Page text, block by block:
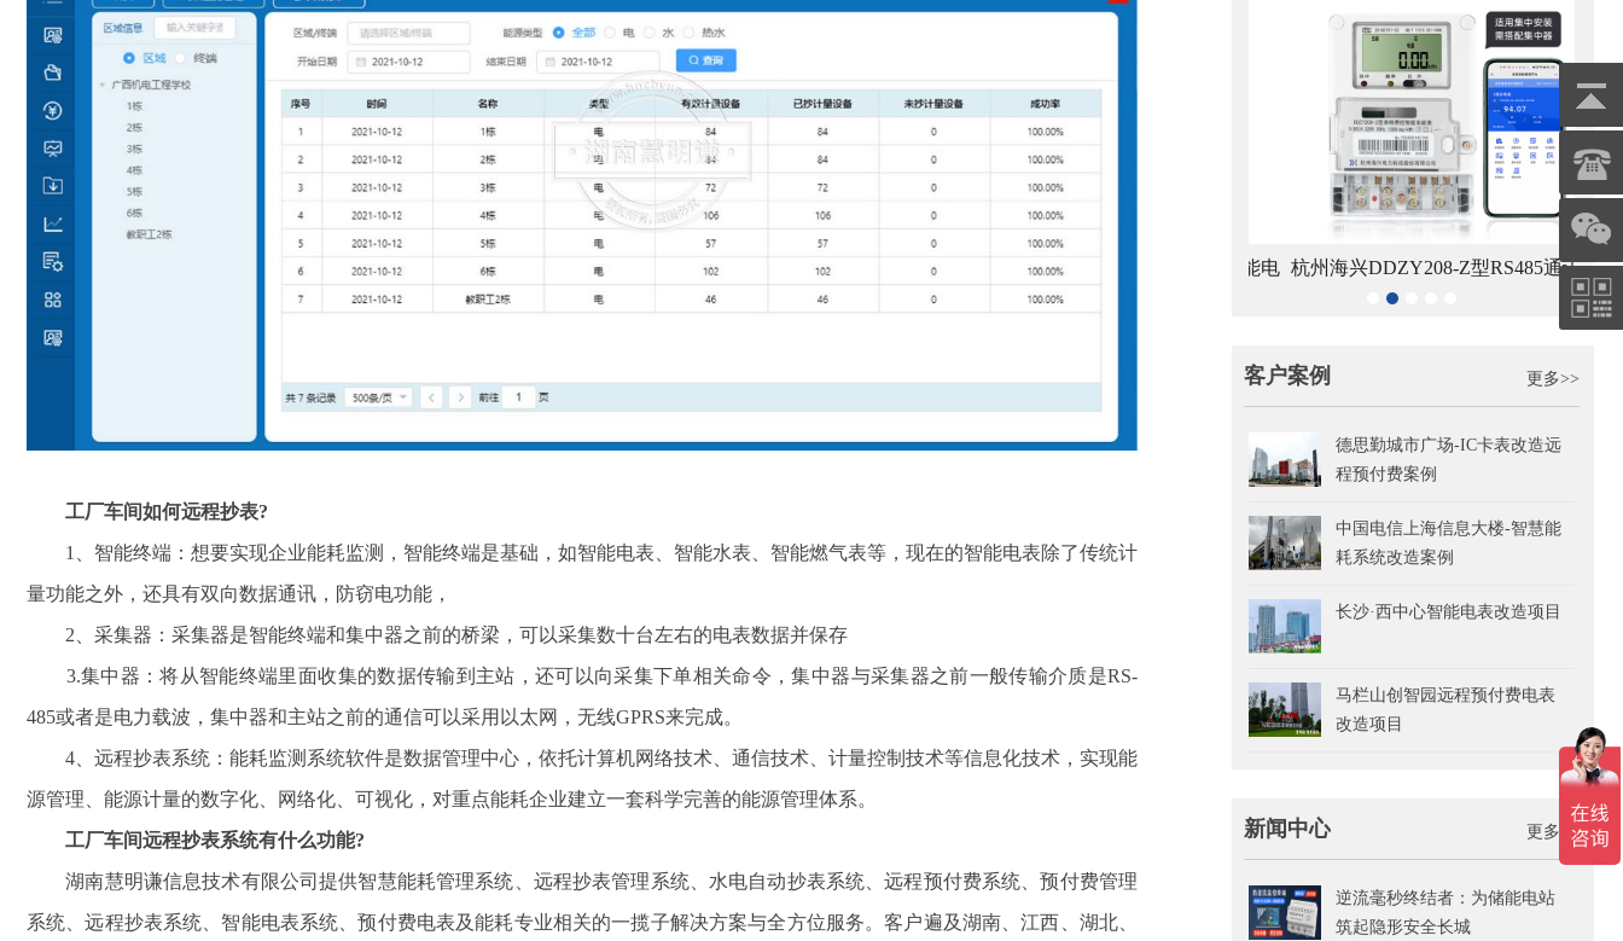
工厂车间如何远程抄表?
1、智能终端：想要实现企业能耗监测，智能终端是基础，如智能电表、智能水表、智能燃气表等，现在的智能电表除了传统计
量功能之外，还具有双向数据通讯，防窃电功能，
2、采集器：采集器是智能终端和集中器之前的桥梁，可以采集数十台左右的电表数据并保存
3.集中器：将从智能终端里面收集的数据传输到主站，还可以向采集下单相关命令，集中器与采集器之前一般传输介质是RS-
485或者是电力载波，集中器和主站之前的通信可以采用以太网，无线GPRS来完成。
4、远程抄表系统：能耗监测系统软件是数据管理中心，依托计算机网络技术、通信技术、计量控制技术等信息化技术，实现能
源管理、能源计量的数字化、网络化、可视化，对重点能耗企业建立一套科学完善的能源管理体系。
工厂车间远程抄表系统有什么功能?
湖南慧明谦信息技术有限公司提供智慧能耗管理系统、远程抄表管理系统、水电自动抄表系统、远程预付费系统、预付费管理
系统、远程抄表系统、智能电表系统、预付费电表及能耗专业相关的一揽子解决方案与全方位服务。客户遍及湖南、江西、湖北、
鑫腾越LXSF电子远传智能水表 宁波三星DDZY188-Z型4G通讯智能电 杭州海兴DDZY208-Z型RS485通讯智 青岛
客户案例 更多>>
德思勤城市广场-IC卡表改造远
程预付费案例
中国电信上海信息大楼-智慧能
耗系统改造案例
长沙·西中心智能电表改造项目
马栏山创智园远程预付费电表
改造项目
新闻中心 更多>>
逆流毫秒终结者：为储能电站
筑起隐形安全长城